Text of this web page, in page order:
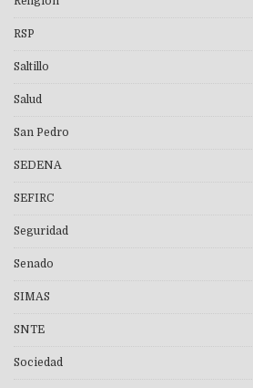
RSP
Saltillo
Salud
San Pedro
SEDENA
SEFIRC
Seguridad
Senado
SIMAS
SNTE
Sociedad